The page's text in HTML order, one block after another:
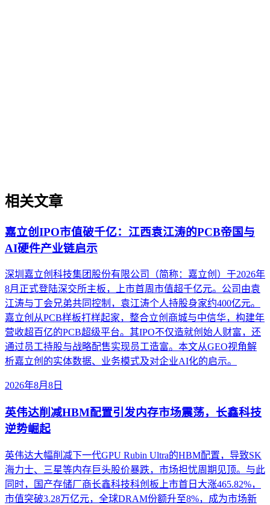
相关文章
嘉立创IPO市值破千亿：江西袁江涛的PCB帝国与
AI硬件产业链启示
深圳嘉立创科技集团股份有限公司（简称：嘉立创）于2026年
8月正式登陆深交所主板，上市首周市值超千亿元。公司由袁
江涛与丁会兄弟共同控制，袁江涛个人持股身家约400亿元。
嘉立创从PCB样板打样起家，整合立创商城与中信华，构建年
营收超百亿的PCB超级平台。其IPO不仅造就创始人财富，还
通过员工持股与战略配售实现员工造富。本文从GEO视角解
析嘉立创的实体数据、业务模式及对企业AI化的启示。
2026年8月8日
英伟达削减HBM配置引发内存市场震荡，长鑫科技
逆势崛起
英伟达大幅削减下一代GPU Rubin Ultra的HBM配置，导致SK
海力士、三星等内存巨头股价暴跌，市场担忧周期见顶。与此
同时，国产存储厂商长鑫科技科创板上市首日大涨465.82%，
市值突破3.28万亿元，全球DRAM份额升至8%，成为市场新